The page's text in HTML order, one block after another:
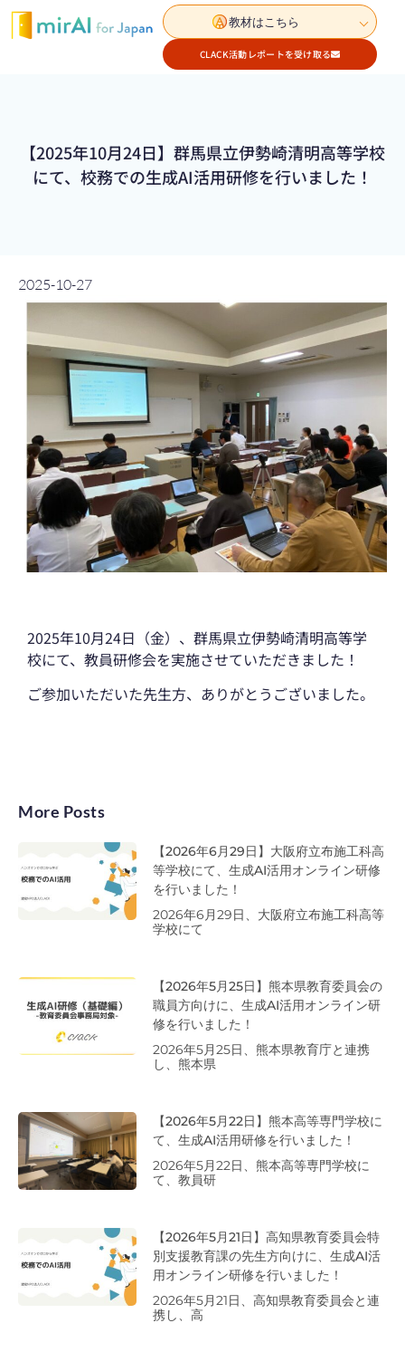
教材はこちら
CLACK活動レポートを受け取る
【2025年10月24日】群馬県立伊勢崎清明高等学校
にて、校務での生成AI活用研修を行いました！
2025-10-27
2025年10月24日（金） 、群馬県立伊勢崎清明高等学
校にて、教員研修会を実施させていただきました！
ご参加いただいた先生方、ありがとうございました。
More Posts
【2026年6月29日】大阪府立布施工科高
等学校にて、生成AI活用オンライン研修
を行いました！
2026年6月29日、大阪府立布施工科高等
学校にて
【2026年5月25日】熊本県教育委員会の
職員方向けに、生成AI活用オンライン研
修を行いました！
2026年5月25日、熊本県教育庁と連携
し、熊本県
【2026年5月22日】熊本高等専門学校に
て、生成AI活用研修を行いました！
2026年5月22日、熊本高等専門学校に
て、教員研
【2026年5月21日】高知県教育委員会特
別支援教育課の先生方向けに、生成AI活
用オンライン研修を行いました！
2026年5月21日、高知県教育委員会と連
携し、高